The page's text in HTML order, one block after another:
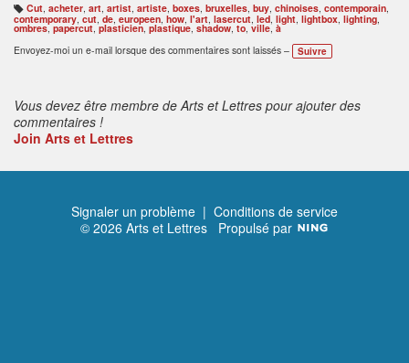
B
ali
s
e
s
Cut, acheter, art, artist, artiste, boxes, bruxelles, buy, chinoises, contemporain,
contemporary cut de europeen how l'art lasercut led light lightbox lighting
ombres, papercut ,plasticien plastique shadow to ville, à
Envoyez-moi un e-mail lorsque des commentaires sont laissés –
Suivre
Vous devez être membre de Arts et Lettres pour ajouter des
commentaires !
Join Arts et Lettres
Signaler un problème | Conditions de service
© 2026 Arts et Lettres Propulsé par